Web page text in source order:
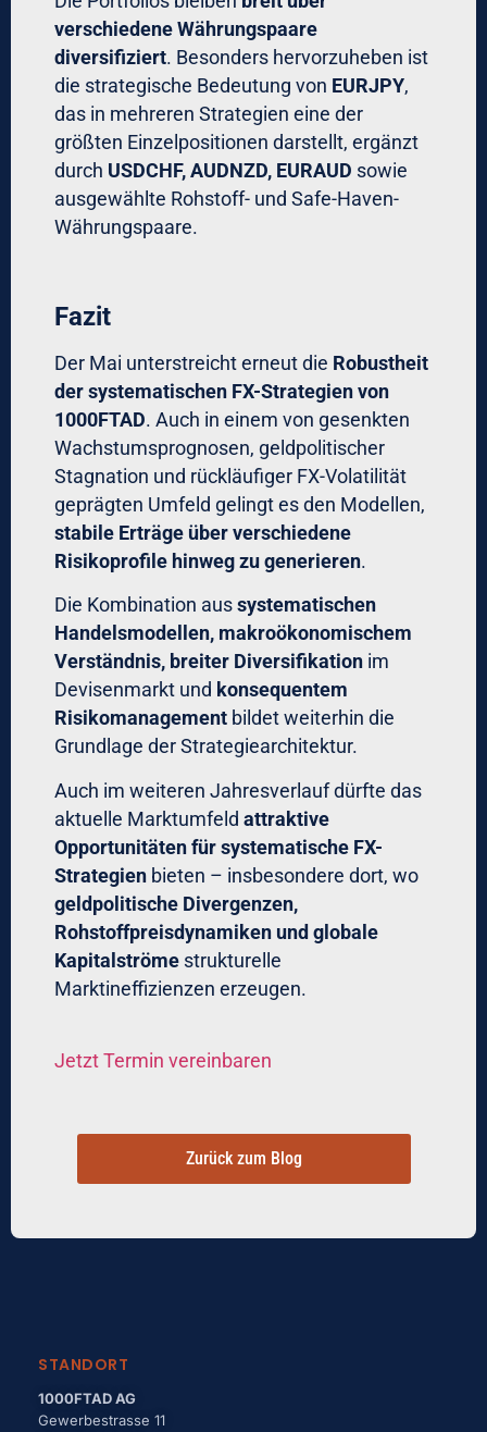
verschiedene Währungspaare
diversifiziert. Besonders hervorzuheben ist
die strategische Bedeutung von EURJPY,
das in mehreren Strategien eine der
größten Einzelpositionen darstellt, ergänzt
durch USDCHF, AUDNZD, EURAUD sowie
ausgewählte Rohstoff- und Safe-Haven-
Währungspaare.
Fazit
Der Mai unterstreicht erneut die Robustheit
der systematischen FX-Strategien von
1000FTAD. Auch in einem von gesenkten
Wachstumsprognosen, geldpolitischer
Stagnation und rückläufiger FX-Volatilität
geprägten Umfeld gelingt es den Modellen,
stabile Erträge über verschiedene
Risikoprofile hinweg zu generieren.
Die Kombination aus systematischen
Handelsmodellen, makroökonomischem
Verständnis, breiter Diversifikation im
Devisenmarkt und konsequentem
Risikomanagement bildet weiterhin die
Grundlage der Strategiearchitektur.
Auch im weiteren Jahresverlauf dürfte das
aktuelle Marktumfeld attraktive
Opportunitäten für systematische FX-
Strategien bieten – insbesondere dort, wo
geldpolitische Divergenzen,
Rohstoffpreisdynamiken und globale
Kapitalströme strukturelle
Marktineffizienzen erzeugen.
Jetzt Termin vereinbaren
Zurück zum Blog
STANDORT
1000FTAD AG
Gewerbestrasse 11